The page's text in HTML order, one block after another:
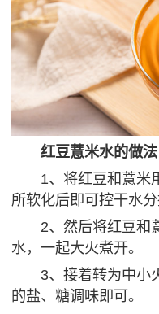
红豆薏米水的做法
1、将红豆和薏米
所软化后即可控干水分
2、然后将红豆和
水，一起大火煮开。
3、接着转为中小
的盐、糖调味即可。